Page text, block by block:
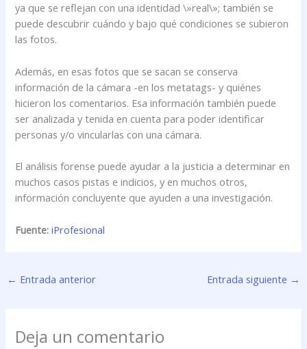
ya que se reflejan con una identidad \»real\»; también se
puede descubrir cuándo y bajo qué condiciones se subieron
las fotos.
Además, en esas fotos que se sacan se conserva
información de la cámara -en los metatags- y quiénes
hicieron los comentarios. Esa información también puede
ser analizada y tenida en cuenta para poder identificar
personas y/o vincularlas con una cámara.
El análisis forense puede ayudar a la justicia a determinar en
muchos casos pistas e indicios, y en muchos otros,
información concluyente que ayuden a una investigación.
Fuente:iProfesional
← Entrada anterior Entrada siguiente →
Deja un comentario